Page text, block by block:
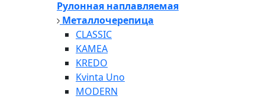
Рулонная наплавляемая
Металлочерепица
CLASSIC
KAMEA
KREDO
Kvinta Uno
MODERN